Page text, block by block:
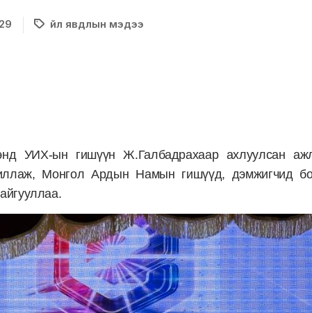
Үйл явдлын мэдээ
УИХ-ын гишүүн Ж.Галбадрахаар ахлуулсан
Монгол Ардын Намын гишүүд, дэмжигчид